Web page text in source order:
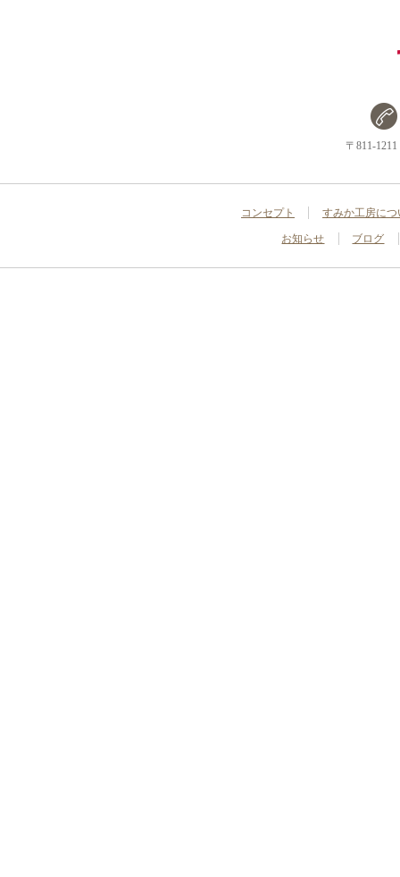
〒811-
コンセプト すみか工房につ
お知らせ ブログ